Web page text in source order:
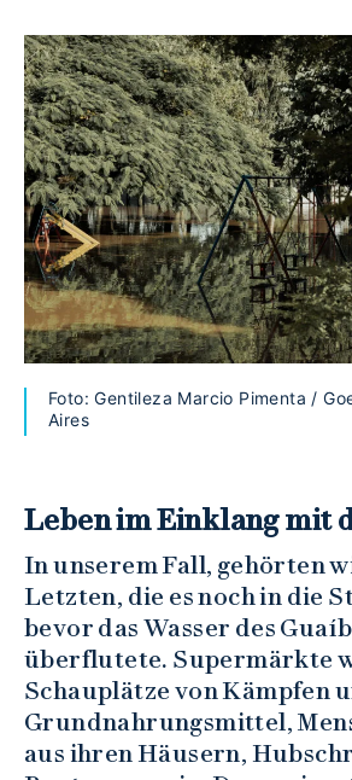
Foto: Gentileza Marcio Pimenta /
Aires
Leben im Einklang mit
In unserem Fall, gehörten
Letzten, die es noch in die
bevor das Wasser des
überflutete. Supermärkte
Schauplätze von Kämpfen
Grundnahrungsmittel,
aus ihren Häusern,